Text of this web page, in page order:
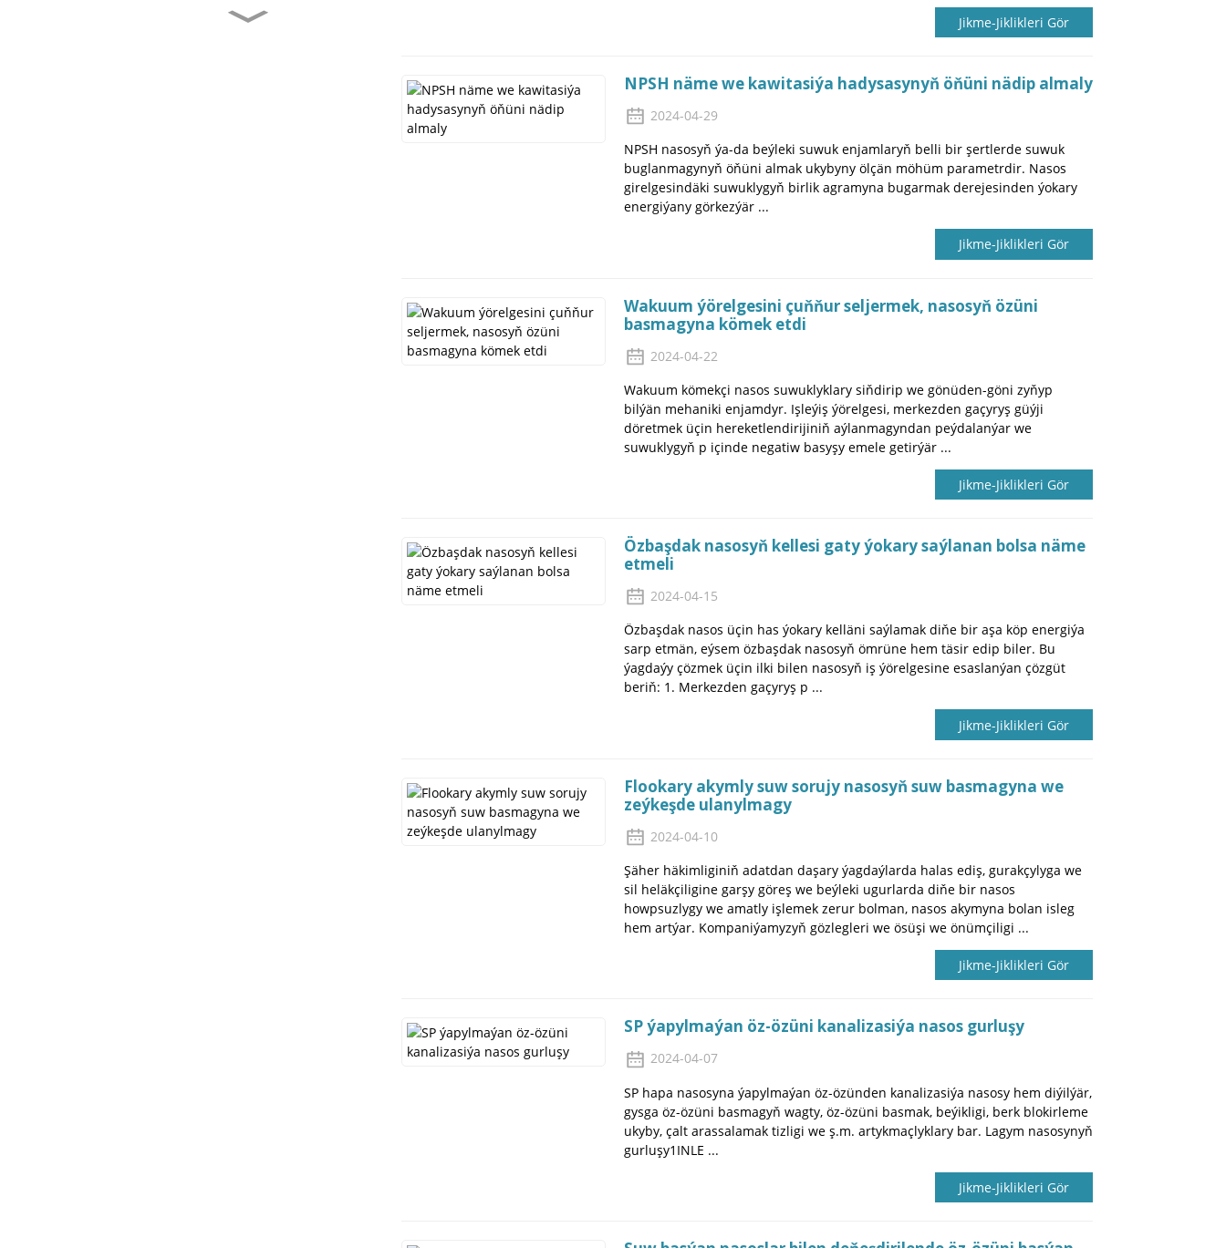
Flookary akymly suw
Jikme-Jiklikleri Gör
NPSH näme we kawitasiýa hadysasynyň öňüni nädip almaly
2024-04-29
NPSH nasosyň ýa-da beýleki suwuk enjamlaryň belli bir şertlerde suwuk
buglanmagynyň öňüni almak ukybyny ölçän möhüm parametrdir. Nasos
girelgesindäki suwuklygyň birlik agramyna bugarmak derejesinden ýokary
energiýany görkezýär ...
Jikme-Jiklikleri Gör
Wakuum ýörelgesini çuňňur seljermek, nasosyň özüni
basmagyna kömek etdi
2024-04-22
Wakuum kömekçi nasos suwuklyklary siňdirip we gönüden-göni zyňyp
bilýän mehaniki enjamdyr. Işleýiş ýörelgesi, merkezden gaçyryş güýji
döretmek üçin hereketlendirijiniň aýlanmagyndan peýdalanýar we
suwuklygyň p içinde negatiw basyşy emele getirýär ...
Jikme-Jiklikleri Gör
Özbaşdak nasosyň kellesi gaty ýokary saýlanan bolsa näme
etmeli
2024-04-15
Özbaşdak nasos üçin has ýokary kelläni saýlamak diňe bir aşa köp energiýa
sarp etmän, eýsem özbaşdak nasosyň ömrüne hem täsir edip biler. Bu
ýagdaýy çözmek üçin ilki bilen nasosyň iş ýörelgesine esaslanýan çözgüt
beriň: 1. Merkezden gaçyryş p ...
Jikme-Jiklikleri Gör
Flookary akymly suw sorujy nasosyň suw basmagyna we
zeýkeşde ulanylmagy
2024-04-10
Şäher häkimliginiň adatdan daşary ýagdaýlarda halas ediş, gurakçylyga we
sil heläkçiligine garşy göreş we beýleki ugurlarda diňe bir nasos
howpsuzlygy we amatly işlemek zerur bolman, nasos akymyna bolan isleg
hem artýar. Kompaniýamyzyň gözlegleri we ösüşi we önümçiligi ...
Jikme-Jiklikleri Gör
SP ýapylmaýan öz-özüni kanalizasiýa nasos gurluşy
2024-04-07
SP hapa nasosyna ýapylmaýan öz-özünden kanalizasiýa nasosy hem diýilýär,
gysga öz-özüni basmagyň wagty, öz-özüni basmak, beýikligi, berk blokirleme
ukyby, çalt arassalamak tizligi we ş.m. artykmaçlyklary bar. Lagym nasosynyň
gurluşy1INLE ...
Jikme-Jiklikleri Gör